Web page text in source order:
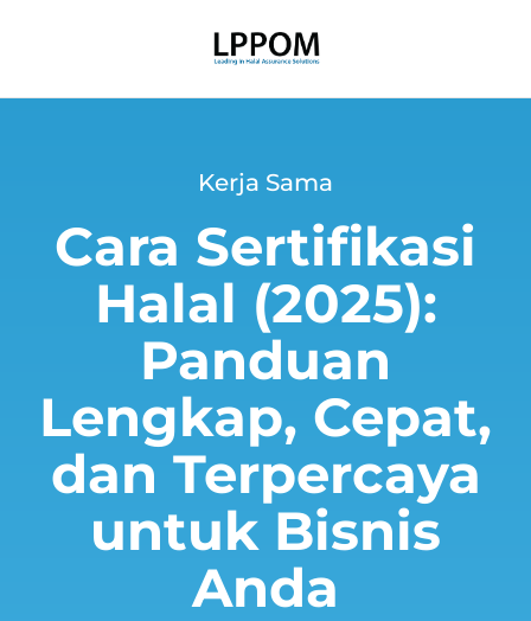
Kerja Sama
Cara Sertifikasi
Halal (2025):
Panduan
Lengkap, Cepat,
dan Terpercaya
untuk Bisnis
Anda